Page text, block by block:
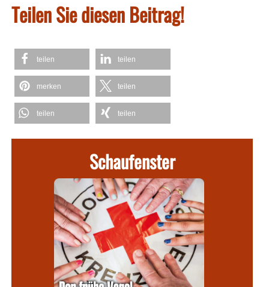
Teilen Sie diesen Beitrag!
teilen teilen
merken teilen
teilen teilen
Schaufenster